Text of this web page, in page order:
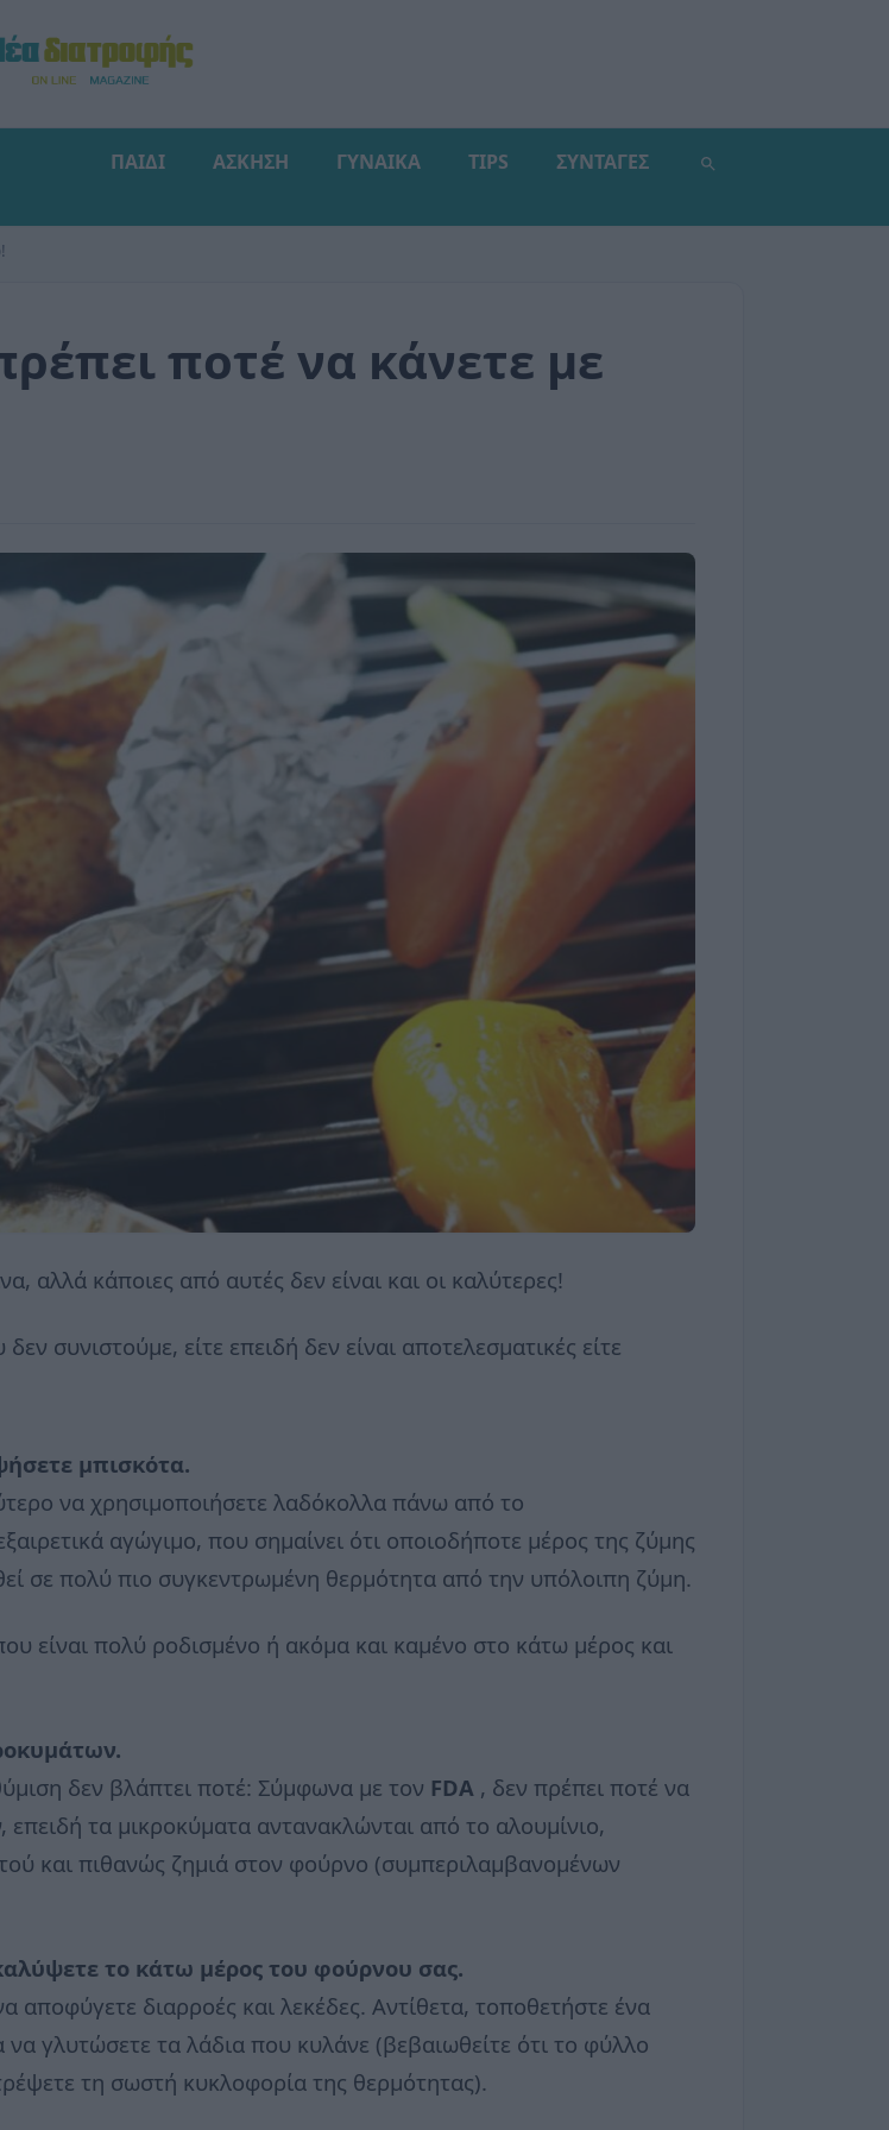
ΠΑΙΔΙ ΑΣΚΗΣΗ ΓΥΝΑΙΚΑ TIPS ΣΥΝΤΑΓΕΣ
ποτέ να κάνετε με
αλλά κάποιες από αυτές δεν είναι και οι καλύτερες!
συνιστούμε, είτε επειδή δεν είναι αποτελεσματικές είτε
μπισκότα.
να χρησιμοποιήσετε λαδόκολλα πάνω από το
αγώγιμο, που σημαίνει ότι οποιοδήποτε μέρος της ζύμης
σε πολύ πιο συγκεντρωμένη θερμότητα από την υπόλοιπη ζύμη.
είναι πολύ ροδισμένο ή ακόμα και καμένο στο κάτω μέρος και
δεν βλάπτει ποτέ: Σύμφωνα με τον FDA , δεν πρέπει ποτέ να
τα μικροκύματα αντανακλώνται από το αλουμίνιο,
και πιθανώς ζημιά στον φούρνο (συμπεριλαμβανομένων
το κάτω μέρος του φούρνου σας.
αποφύγετε διαρροές και λεκέδες. Αντίθετα, τοποθετήστε ένα
γλυτώσετε τα λάδια που κυλάνε (βεβαιωθείτε ότι το φύλλο
τη σωστή κυκλοφορία της θερμότητας).